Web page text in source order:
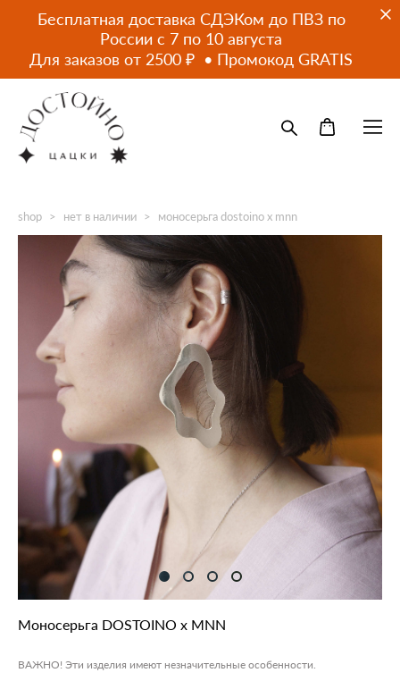
Бесплатная доставка СДЭКом до ПВЗ по
России с 7 по 10 августа
Для заказов от 2500 ₽ • Промокод GRATIS
shop > нет в наличии > моносерьга dostoino x mnn
Моносерьга DOSTOINO x MNN
ВАЖНО! Эти изделия имеют незначительные особенности.